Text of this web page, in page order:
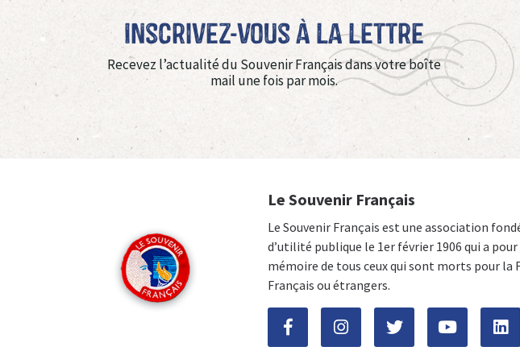
Inscrivez-vous à La Lettre
Recevez l’actualité du Souvenir Français dans votre boîte
mail une fois par mois.
Le Souvenir Français
Le Souvenir Français est une association
d’utilité publique le 1er février 1906 qui a
mémoire de tous ceux qui sont morts pour la
Français ou étrangers.